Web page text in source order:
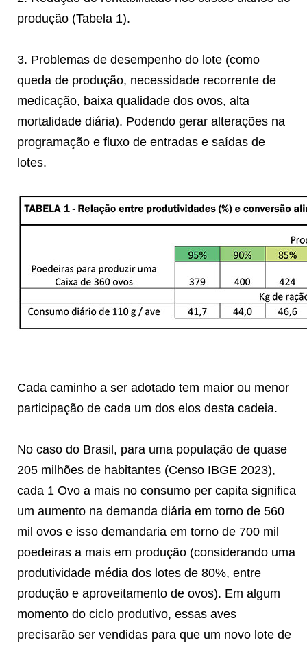
produção (Tabela 1).
3. Problemas de desempenho do lote (como
queda de produção, necessidade recorrente de
medicação, baixa qualidade dos ovos, alta
mortalidade diária). Podendo gerar alterações na
programação e fluxo de entradas e saídas de
lotes.
Cada caminho a ser adotado tem maior ou menor
participação de cada um dos elos desta cadeia.
No caso do Brasil, para uma população de quase
205 milhões de habitantes (Censo IBGE 2023),
cada 1 Ovo a mais no consumo per capita significa
um aumento na demanda diária em torno de 560
mil ovos e isso demandaria em torno de 700 mil
poedeiras a mais em produção (considerando uma
produtividade média dos lotes de 80%, entre
produção e aproveitamento de ovos). Em algum
momento do ciclo produtivo, essas aves
precisarão ser vendidas para que um novo lote de